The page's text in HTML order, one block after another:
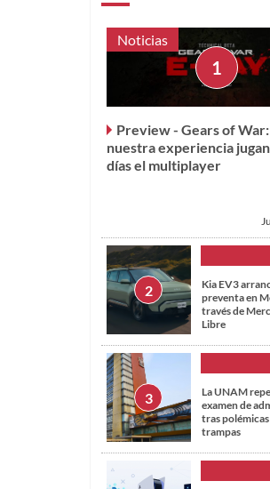
Noticias
Preview - Gears of War:
nuestra experiencia
días el multiplayer
Kia EV3
preventa en
través de
Libre
La UNAM
examen de
tras
trampas